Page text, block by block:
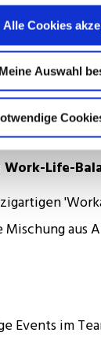
Alle Cookies
Meine Auswahl
Seite.
du die
und freier
Life-
aus
Events im